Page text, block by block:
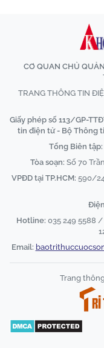
CƠ QUAN CHỦ
TRANG THÔNG TIN
Giấy phép số 113/GP-
tin điện tử - Bộ Thông
Tổng Biên tập:
Tòa soạn: Số 70
VPĐD tại TP.HCM: 590/
Hotline: 035 249 5588 /
Email:
Trang